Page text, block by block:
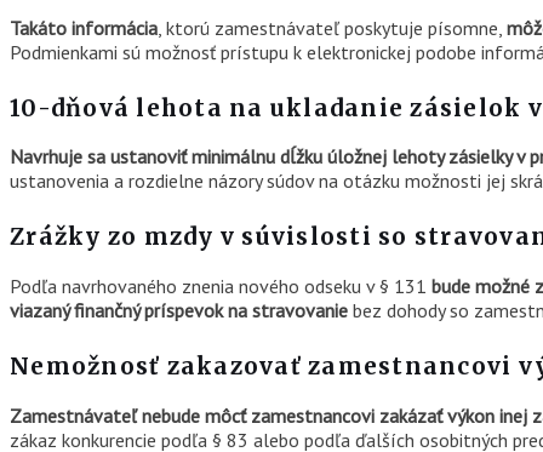
Takáto informácia , ktorú zamestnávateľ poskytuje písomne,
Podmienkami sú možnosť prístupu k elektronickej podobe
10-dňová lehota na ukladanie zásielok
Navrhuje sa ustanoviť minimálnu dĺžku úložnej lehoty zásielky
ustanovenia a rozdielne názory súdov na otázku možnosti jej
Zrážky zo mzdy v súvislosti so
Podľa navrhovaného znenia nového odseku v § 131 bude možné
viazaný finančný príspevok na stravovanie bez dohody so
Nemožnosť zakazovať zamestnancovi
Zamestnávateľ nebude môcť zamestnancovi zakázať výkon
zákaz konkurencie podľa § 83 alebo podľa ďalších osobitných